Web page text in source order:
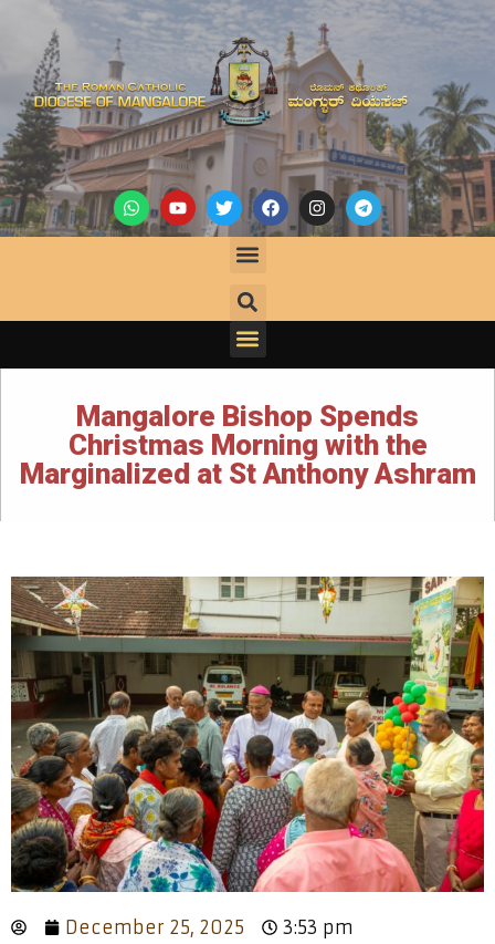
Mangalore Bishop Spends
Christmas Morning with the
Marginalized at St Anthony Ashram
December 25, 2025 3:53 pm